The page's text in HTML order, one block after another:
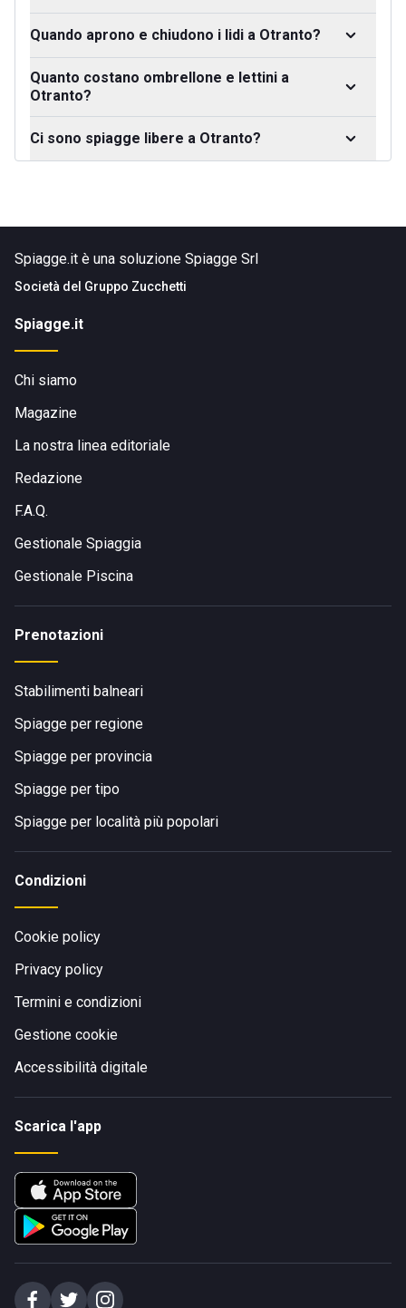
Quando aprono e chiudono i lidi a Otranto?
Quanto costano ombrellone e lettini a
Otranto?
Ci sono spiagge libere a Otranto?
Spiagge.it è una soluzione Spiagge Srl
Società del Gruppo Zucchetti
Spiagge.it
Chi siamo
Magazine
La nostra linea editoriale
Redazione
F.A.Q.
Gestionale Spiaggia
Gestionale Piscina
Prenotazioni
Stabilimenti balneari
Spiagge per regione
Spiagge per provincia
Spiagge per tipo
Spiagge per località più popolari
Condizioni
Cookie policy
Privacy policy
Termini e condizioni
Gestione cookie
Accessibilità digitale
Scarica l'app